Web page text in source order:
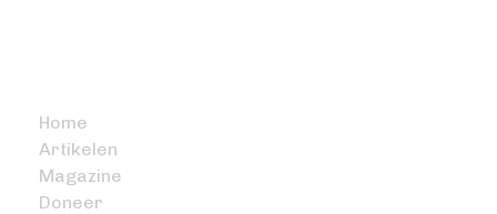
Home
Artikelen
Magazine
Doneer